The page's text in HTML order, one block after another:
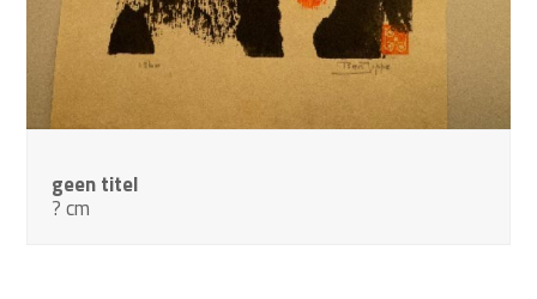
geen titel
? cm